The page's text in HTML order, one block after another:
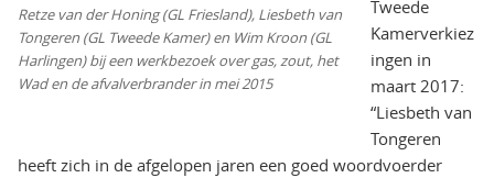
Retze van der Honing (GL Friesland), Liesbeth van
Tongeren (GL Tweede Kamer) en Wim Kroon (GL
Harlingen) bij een werkbezoek over gas, zout, het
Wad en de afvalverbrander in mei 2015
Tweede
Kamerverkiez
ingen in
maart 2017:
“Liesbeth van
Tongeren
heeft zich in de afgelopen jaren een goed woordvoerder